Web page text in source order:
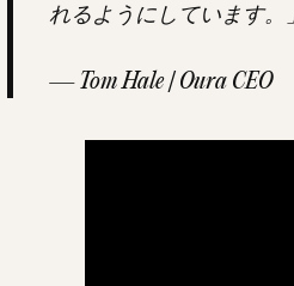
れるようにしています。
— Tom Hale | Oura CEO